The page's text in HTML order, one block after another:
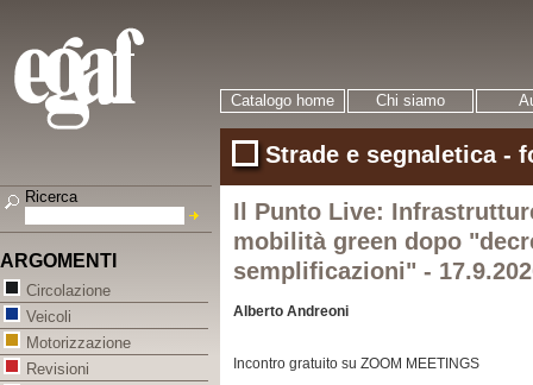
Catalogo home Chi siamo
Strade e segnaletica -
Il Punto Live:
mobilità green dopo
semplificazioni" -
Alberto Andreoni
Incontro gratuito su ZOOM MEETINGS
Ricerca
ARGOMENTI
Circolazione
Veicoli
Motorizzazione
Revisioni